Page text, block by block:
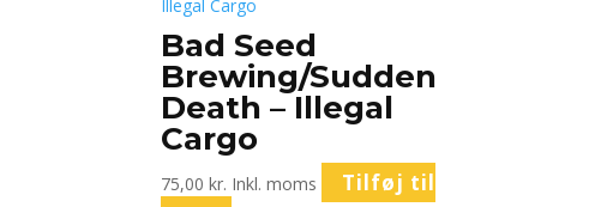
Bad Seed
Brewing/Sudden
Death – Illegal
Cargo
75,00kr. Inkl. moms
Tilføj til